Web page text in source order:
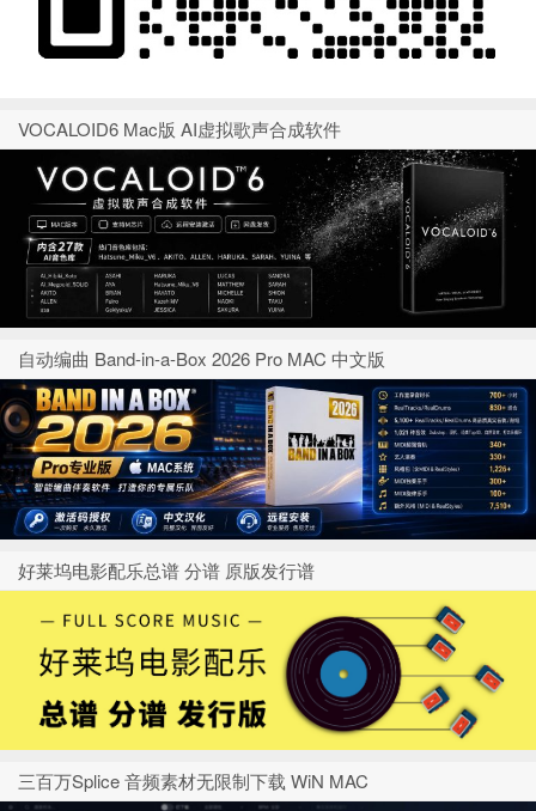
VOCALOID6 Mac版 AI虚拟歌声合成软件
自动编曲 Band-in-a-Box 2026 Pro MAC 中文版
好莱坞电影配乐总谱 分谱 原版发行谱
三百万Splice 音频素材无限制下载 WiN MAC